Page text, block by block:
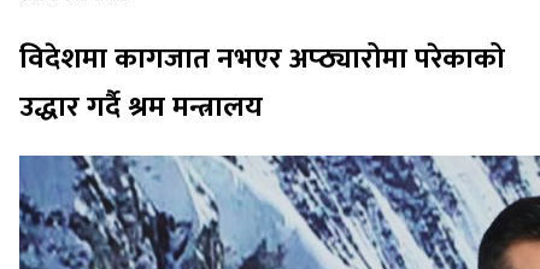
विदेशमा कागजात नभएर अप्ठ्यारोमा परेकाको
उद्धार गर्दै श्रम मन्त्रालय